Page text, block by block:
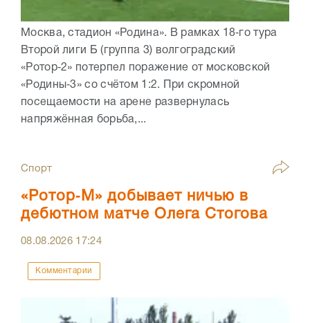
Москва, стадион «Родина». В рамках 18‑го тура
Второй лиги Б (группа 3) волгоградский
«Ротор‑2» потерпел поражение от московской
«Родины‑3» со счётом 1:2. При скромной
посещаемости на арене развернулась
напряжённая борьба,...
Спорт
«Ротор‑М» добывает ничью в
дебютном матче Олега Стогова
08.08.2026 17:24
Комментарии